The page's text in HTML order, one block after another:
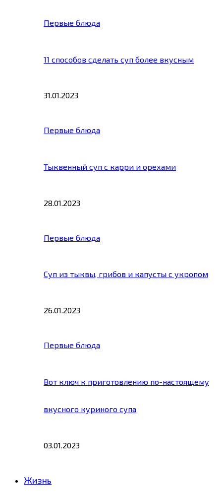
Первые блюда
11 способов сделать суп более вкусным
31.01.2023
Первые блюда
Тыквенный суп с карри и орехами
28.01.2023
Первые блюда
Суп из тыквы, грибов и капусты с укропом
26.01.2023
Первые блюда
Вот ключ к приготовлению по-настоящему
вкусного куриного супа
03.01.2023
Жизнь